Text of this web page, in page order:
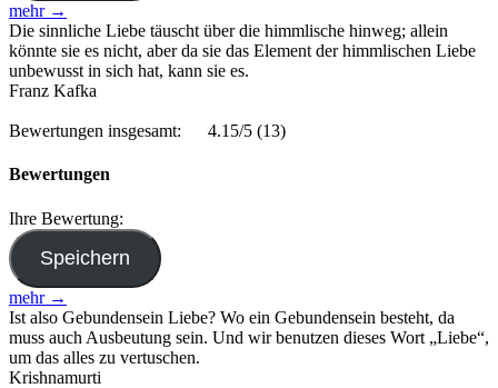
mehr →
Die sinnliche Liebe täuscht über die himmlische hinweg; allein
könnte sie es nicht, aber da sie das Element der himmlischen Liebe
unbewusst in sich hat, kann sie es.
Franz Kafka
Bewertungen insgesamt: 4.15/5 (13)
Bewertungen
Ihre Bewertung:
mehr →
Ist also Gebundensein Liebe? Wo ein Gebundensein besteht, da
muss auch Ausbeutung sein. Und wir benutzen dieses Wort „Liebe“,
um das alles zu vertuschen.
Krishnamurti